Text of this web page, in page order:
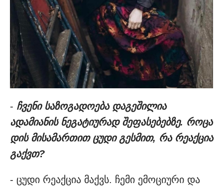
- ჩვენი საზოგადოება დაგეშილია
ადამიანის ნეგატიურად შეფასებებზე. როცა
დის მისამართით ცუდი გესმით, რა რეაქცია
გაქვთ?
- ცუდი რეაქცია მაქვს. ჩემი ემოციური და